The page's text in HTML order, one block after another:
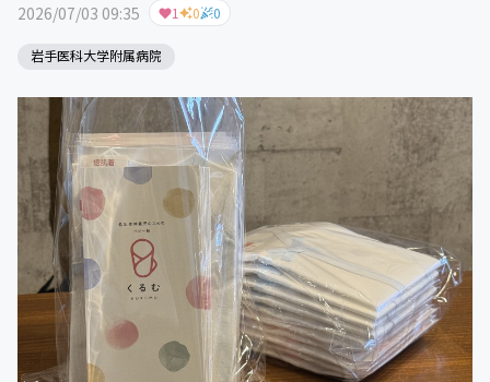
2026/07/03 09:35 1 0 0
岩手医科大学附属病院